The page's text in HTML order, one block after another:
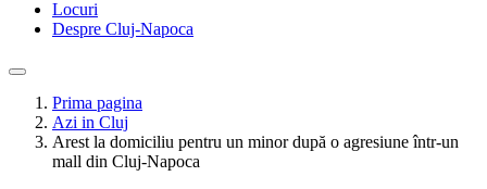
Locuri
Despre Cluj-Napoca
Prima pagina
Azi in Cluj
Arest la domiciliu pentru un minor după o agresiune într-un
mall din Cluj-Napoca